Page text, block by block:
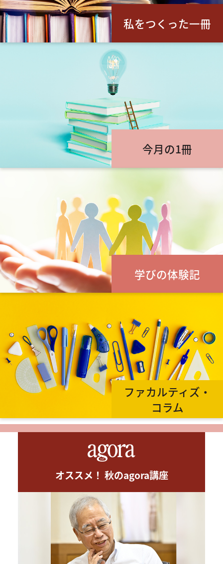
私をつくった一冊
今月の1冊
学びの体験記
ファカルティズ・
コラム
オススメ！ 秋のagora講座